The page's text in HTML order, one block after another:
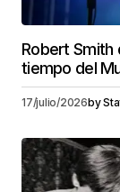
Robert Smith
tiempo del
17/julio/2026by